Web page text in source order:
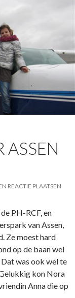
ASSEN
REACTIE PLAATSEN
PH-RCF, en
van Assen,
Ze moest hard
op de baan wel
was ook wel te
kon Nora
Anna die op